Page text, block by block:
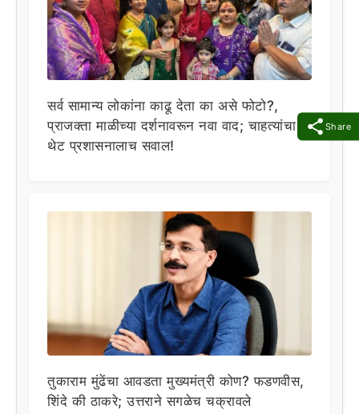
Share
सर्व सामान्य लोकांना काढू देता का असे फोटो?,
प्राजक्ता माळीच्या दर्शनावरून नवा वाद; चाहत्यांचा
थेट प्रशासनालाच सवाल!
तुकाराम मुंढेंचा आवडता मुख्यमंत्री कोण? फडणवीस,
शिंदे की ठाकरे; उत्तराने सगळेच चक्रावले